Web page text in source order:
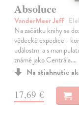
Absoluce
VanderMeer Jeff|
Na začátku knihy se
vědecké expedice -
událostmi a s
známé jako Centrála.…
Na stiahnutie
17,69 €